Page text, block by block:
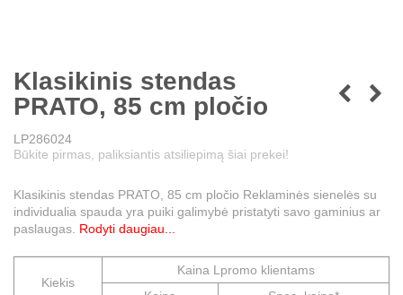
Klasikinis stendas
PRATO, 85 cm pločio
LP286024
Būkite pirmas, paliksiantis atsiliepimą šiai prekei!
Klasikinis stendas PRATO, 85 cm pločio Reklaminės sienelės su
individualia spauda yra puiki galimybė pristatyti savo gaminius ar
paslaugas. Rodyti daugiau...
Kiekis
Kaina Lpromo klientams